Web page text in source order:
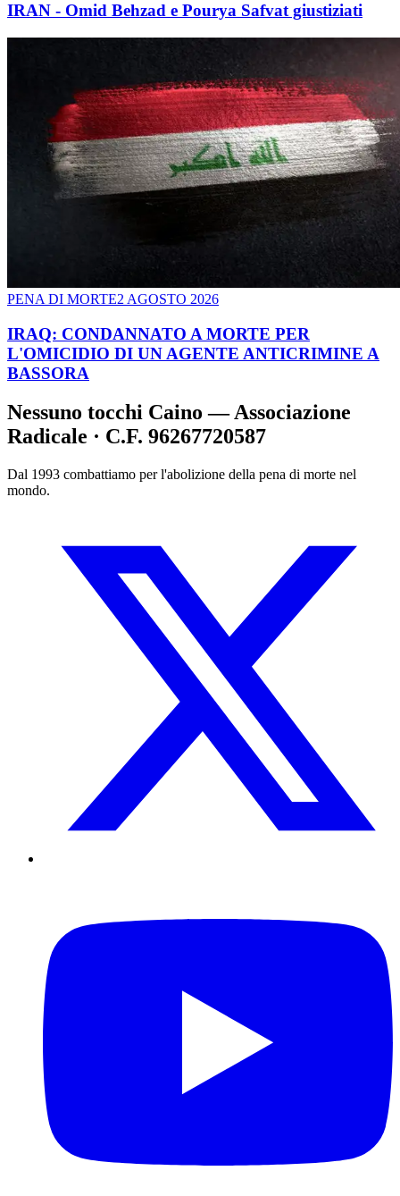
IRAN - Omid Behzad e Pourya Safvat giustiziati
PENA DI MORTE2 AGOSTO 2026
IRAQ: CONDANNATO A MORTE PER
L'OMICIDIO DI UN AGENTE ANTICRIMINE A
BASSORA
Nessuno tocchi Caino — Associazione
Radicale · C.F. 96267720587
Dal 1993 combattiamo per l'abolizione della pena di morte nel
mondo.